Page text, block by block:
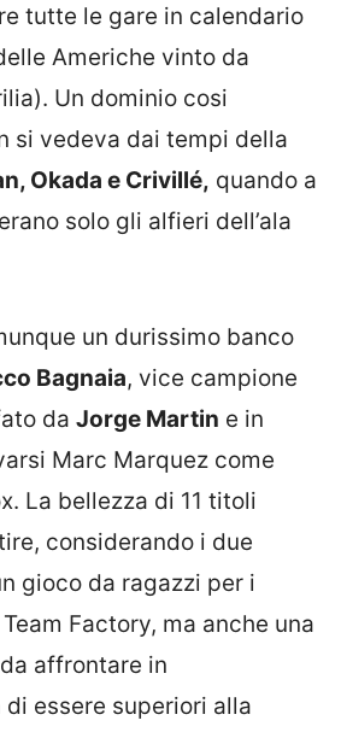
tutte le gare in calendario
Americhe vinto da
Un dominio cosi
si vedeva dai tempi della
Okada e Crivillé, quando a
solo gli alfieri dell’ala
un durissimo banco
Bagnaia, vice campione
da Jorge Martin e in
Marc Marquez come
La bellezza di 11 titoli
considerando i due
gioco da ragazzi per i
Factory, ma anche una
affrontare in
essere superiori alla